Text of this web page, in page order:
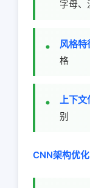
字母、
风格特
格
上下文
别
CNN架构优化